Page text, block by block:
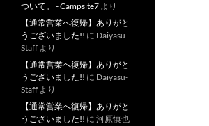
ついて。 - Campsite7 より
【通常営業へ復帰】ありがと
うございました!! に Daiyasu-
Staff より
【通常営業へ復帰】ありがと
うございました!! に Daiyasu-
Staff より
【通常営業へ復帰】ありがと
うございました!! に 河原慎也